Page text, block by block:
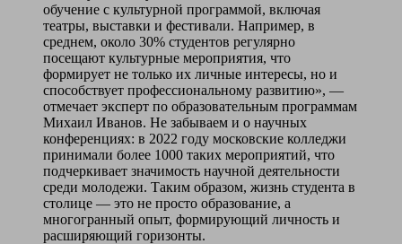
обучение с культурной программой, включая
театры, выставки и фестивали. Например, в
среднем, около 30% студентов регулярно
посещают культурные мероприятия, что
формирует не только их личные интересы, но и
способствует профессиональному развитию», —
отмечает эксперт по образовательным программам
Михаил Иванов. Не забываем и о научных
конференциях: в 2022 году московские колледжи
принимали более 1000 таких мероприятий, что
подчеркивает значимость научной деятельности
среди молодежи. Таким образом, жизнь студента в
столице — это не просто образование, а
многогранный опыт, формирующий личность и
расширяющий горизонты.